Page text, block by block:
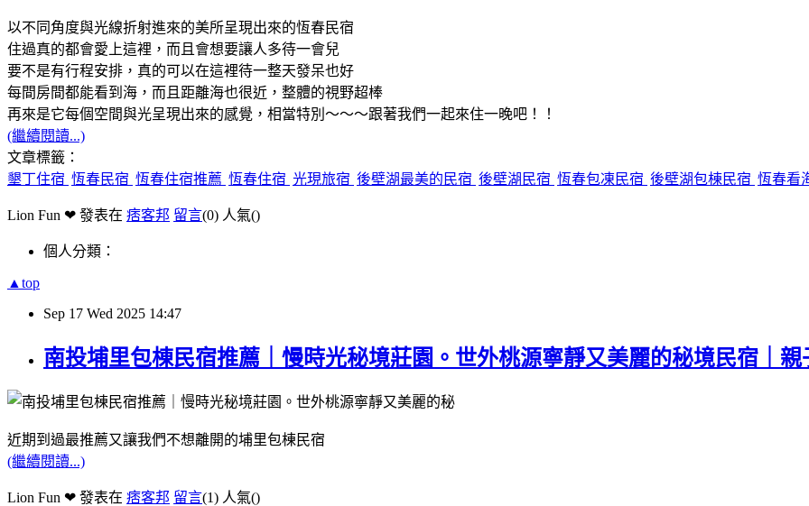
以不同角度與光線折射進來的美所呈現出來的恆春民宿
住過真的都會愛上這裡，而且會想要讓人多待一會兒
要不是有行程安排，真的可以在這裡待一整天發呆也好
每間房間都能看到海，而且距離海也很近，整體的視野超棒
再來是它每個空間與光呈現出來的感覺，相當特別～～～跟著我們一起來住一晚吧！！
(繼續閱讀...)
文章標籤：
墾丁住宿 恆春民宿 恆春住宿推薦 恆春住宿 光現旅宿 後壁湖最美的民宿 後壁湖民宿 恆春包凍民宿 後壁湖包棟民宿 恆春看
Lion Fun ❤ 發表在 痞客邦 留言(0) 人氣()
個人分類：
▲top
Sep 17 Wed 2025 14:47
南投埔里包棟民宿推薦｜慢時光秘境莊園。世外桃源寧靜又美麗的秘境民宿｜親
近期到過最推薦又讓我們不想離開的埔里包棟民宿
(繼續閱讀...)
Lion Fun ❤ 發表在 痞客邦 留言(1) 人氣()